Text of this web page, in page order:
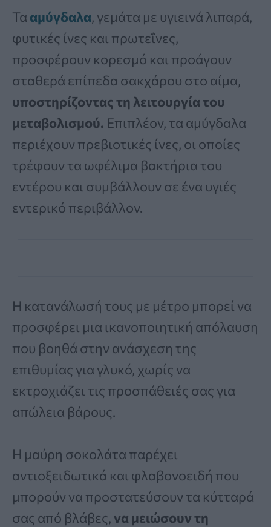
Τα αμύγδαλα, γεμάτα με υγιεινά λιπαρά,
φυτικές ίνες και πρωτεΐνες,
προσφέρουν κορεσμό και προάγουν
σταθερά επίπεδα σακχάρου στο αίμα,
υποστηρίζοντας τη λειτουργία του
μεταβολισμού. Επιπλέον, τα αμύγδαλα
περιέχουν πρεβιοτικές ίνες, οι οποίες
τρέφουν τα ωφέλιμα βακτήρια του
εντέρου και συμβάλλουν σε ένα υγιές
εντερικό περιβάλλον.
Η κατανάλωσή τους με μέτρο μπορεί να
προσφέρει μια ικανοποιητική απόλαυση
που βοηθά στην ανάσχεση της
επιθυμίας για γλυκό, χωρίς να
εκτροχιάζει τις προσπάθειές σας για
απώλεια βάρους.
Η μαύρη σοκολάτα παρέχει
αντιοξειδωτικά και φλαβονοειδή που
μπορούν να προστατεύσουν τα κύτταρά
σας από βλάβες,να μειώσουν τη